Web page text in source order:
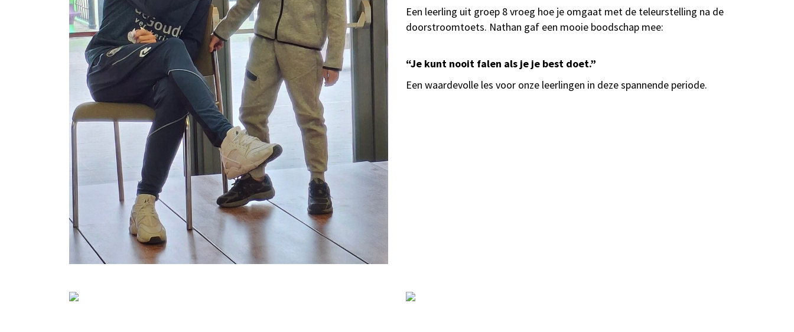
Een leerling uit groep 8 vroeg hoe je omgaat met de teleurstelling na de
doorstroomtoets. Nathan gaf een mooie boodschap mee:
“Je kunt nooit falen als je je best doet.”
Een waardevolle les voor onze leerlingen in deze spannende periode.